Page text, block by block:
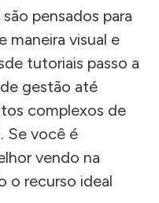
pensados para
maneira visual e
tutoriais passo a
gestão até
complexos de
Se você é
vendo na
o recurso ideal